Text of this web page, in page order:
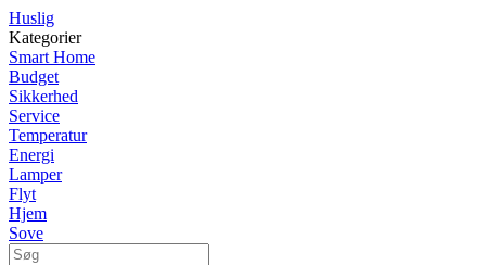
Huslig
Kategorier
Smart Home
Budget
Sikkerhed
Service
Temperatur
Energi
Lamper
Flyt
Hjem
Sove